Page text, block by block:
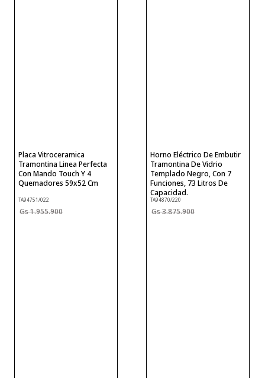
Placa Vitroceramica
Tramontina Linea Perfecta
Con Mando Touch Y 4
Quemadores 59x52 Cm
TA94751/022
1.955.900
Horno Eléctrico De Embutir
Tramontina De Vidrio
Templado Negro, Con 7
Funciones, 73 Litros De
Capacidad.
TA94870/220
3.875.900